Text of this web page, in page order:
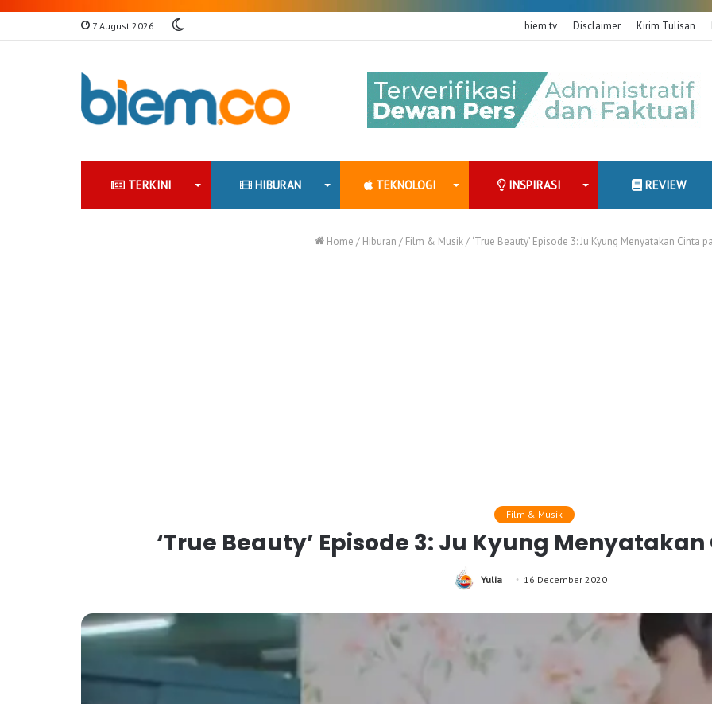
7 August 2026 biem.tv Disclaimer Kirim Tulisan
TERKINI HIBURAN TEKNOLOGI INSPIRASI REVIEW
Home / Hiburan / Film & Musik/ ‘True Beauty’ Episode 3: Ju Kyung Menyatakan Cinta
Film & Musik
‘True Beauty’ Episode 3: Ju Kyung
Yulia 16 December 2020